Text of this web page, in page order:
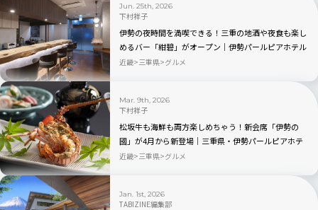
Jun. 25th, 2026
下村祥子
伊勢の夜時間を満喫できる！三重の地酒や夜食も楽し
めるバー「紺碧」がオープン｜伊勢パールピアホテル
近畿 三重県 グルメ
Mar. 9th, 2026
下村祥子
松坂牛も海鮮も両方楽しめちゃう！新会席「伊勢の
國」が4月から新登場｜三重県・伊勢パールピアホテ
ル
近畿 三重県 グルメ
Jan. 1st, 2026
TABIZINE編集部